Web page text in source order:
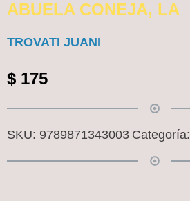
ABUELA CONEJA, LA
TROVATI JUANI
$ 175
SKU: 9789871343003 Categoría: